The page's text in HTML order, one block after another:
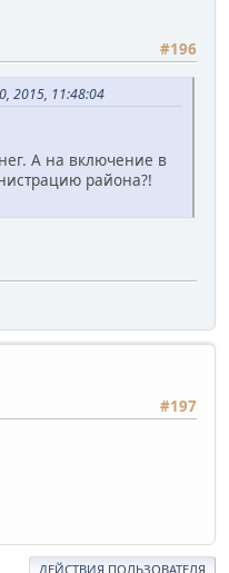
#196
2015, 11:48:04
А на включение в
района?!
#197
ДЕЙСТВИЯ ПОЛЬЗОВАТЕЛЯ